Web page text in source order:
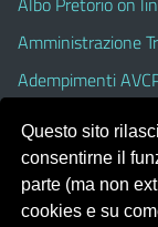
Amministrazione
Adempimenti
Dichiarazione di
Questo sito
consentirne il
parte (ma non
cookies e su